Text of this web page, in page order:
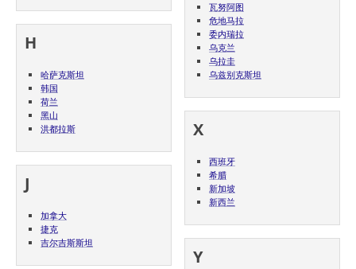
H
哈萨克斯坦
韩国
荷兰
黑山
洪都拉斯
J
加拿大
捷克
吉尔吉斯斯坦
瓦努阿图
危地马拉
委内瑞拉
乌克兰
乌拉圭
乌兹别克斯坦
X
西班牙
希腊
新加坡
新西兰
Y